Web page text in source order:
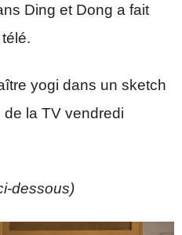
Ding et Dong a fait
yogi dans un sketch
de la TV vendredi
dessous)